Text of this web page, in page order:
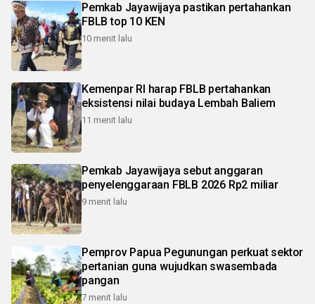
Pemkab Jayawijaya pastikan pertahankan
FBLB top 10 KEN
10 menit lalu
Kemenpar RI harap FBLB pertahankan
eksistensi nilai budaya Lembah Baliem
11 menit lalu
Pemkab Jayawijaya sebut anggaran
penyelenggaraan FBLB 2026 Rp2 miliar
9 menit lalu
Pemprov Papua Pegunungan perkuat sektor
pertanian guna wujudkan swasembada
pangan
7 menit lalu